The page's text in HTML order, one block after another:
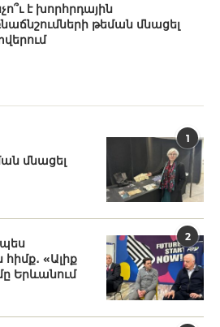
է խորհրդային
թեման մնացել
1
մնացել
2
«Ալիք
Երևանում